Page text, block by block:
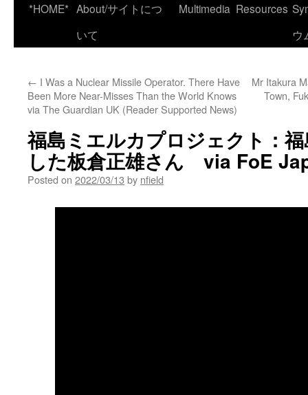
*HOME* About/サイトにつ
いて
Multimedia Resources
ウ
← I Was a Nuclear Missile Operator. There Have
Been More Near-Misses Than the World Knows
via The Guardian UK (Reader Supported News)
Mr Itakura
Town,
福島ミエルカプロジェクト：
した板倉正雄さん via FoE
Posted on 2022/03/13 by nfield